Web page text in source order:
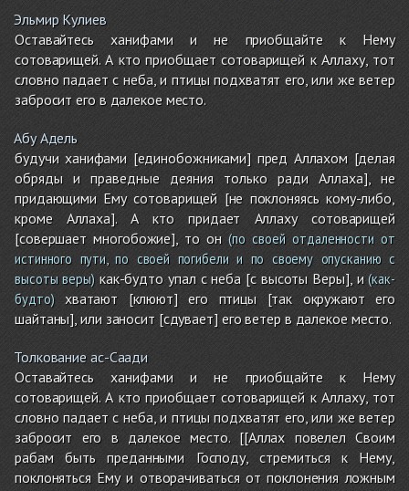
Эльмир Кулиев
Оставайтесь ханифами и не приобщайте к Нему
сотоварищей. А кто приобщает сотоварищей к Аллаху, тот
словно падает с неба, и птицы подхватят его, или же ветер
забросит его в далекое место.
Абу Адель
будучи ханифами [единобожниками] пред Аллахом [делая
обряды и праведные деяния только ради Аллаха], не
придающими Ему сотоварищей [не поклоняясь кому-либо,
кроме Аллаха]. А кто придает Аллаху сотоварищей
[совершает многобожие], то он (по своей отдаленности от
истинного пути, по своей погибели и по своему опусканию с
высоты веры)как-будто упал с неба [с высоты Веры], и(как-
будто)хватают [клюют] его птицы [так окружают его
шайтаны], или заносит [сдувает] его ветер в далекое место.
Толкование ас-Саади
Оставайтесь ханифами и не приобщайте к Нему
сотоварищей. А кто приобщает сотоварищей к Аллаху, тот
словно падает с неба, и птицы подхватят его, или же ветер
забросит его в далекое место. [[Аллах повелел Своим
рабам быть преданными Господу, стремиться к Нему,
поклоняться Ему и отворачиваться от поклонения ложным